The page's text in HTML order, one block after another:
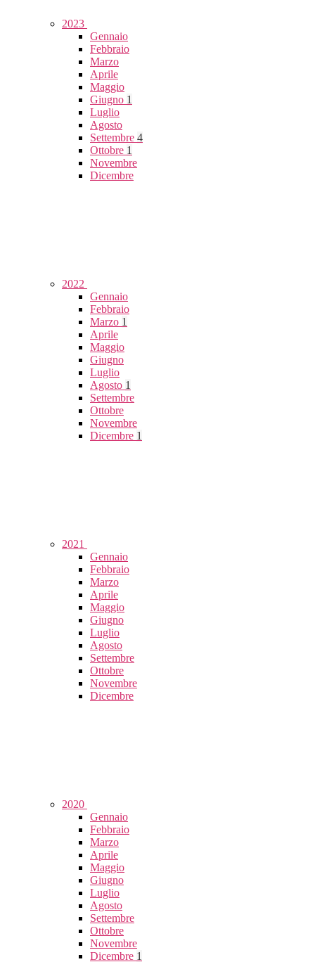
2023
Gennaio
Febbraio
Marzo
Aprile
Maggio
Giugno 1
Luglio
Agosto
Settembre 4
Ottobre 1
Novembre
Dicembre
2022
Gennaio
Febbraio
Marzo 1
Aprile
Maggio
Giugno
Luglio
Agosto 1
Settembre
Ottobre
Novembre
Dicembre 1
2021
Gennaio
Febbraio
Marzo
Aprile
Maggio
Giugno
Luglio
Agosto
Settembre
Ottobre
Novembre
Dicembre
2020
Gennaio
Febbraio
Marzo
Aprile
Maggio
Giugno
Luglio
Agosto
Settembre
Ottobre
Novembre
Dicembre 1